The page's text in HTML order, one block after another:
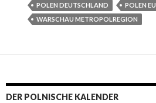
POLEN DEUTSCHLAND
POLEN EU
WARSCHAU METROPOLREGION
DER POLNISCHE KALENDER